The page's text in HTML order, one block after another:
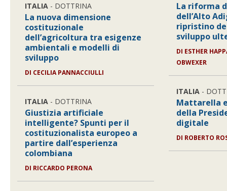
ITALIA - DOTTRINA
La nuova dimensione
costituzionale
dell’agricoltura tra esigenze
ambientali e modelli di
sviluppo
DI CECILIA PANNACCIULLI
ITALIA - DOTTRINA
Giustizia artificiale
intelligente? Spunti per il
costituzionalista europeo a
partire dall’esperienza
colombiana
DI RICCARDO PERONA
La riforma
dell’Alto
ripristino
sviluppo
DI ESTHER
OBWEXER
ITALIA -
Mattarella
della
digitale
DI ROBERTO